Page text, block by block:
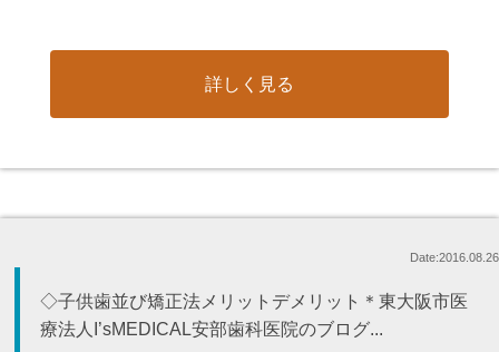
詳しく見る
Date:2016.08.26
◇子供歯並び矯正法メリットデメリット＊東大阪市医
療法人I’sMEDICAL安部歯科医院のブログ...